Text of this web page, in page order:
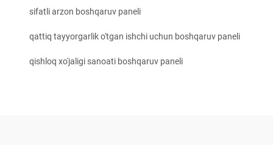
sifatli arzon boshqaruv paneli
qattiq tayyorgarlik o'tgan ishchi uchun boshqaruv paneli
qishloq xo'jaligi sanoati boshqaruv paneli